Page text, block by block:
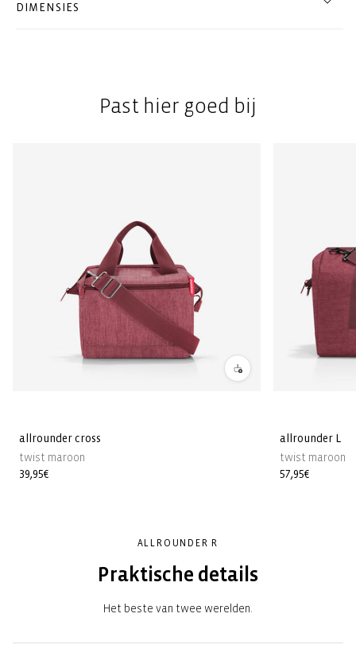
DIMENSIES
Past hier goed bij
allrounder cross
twist maroon
Normale
39,95€
allrounder L
twist maroon
Normale
57,95€
ALLROUNDER R
Praktische details
Het beste van twee werelden.